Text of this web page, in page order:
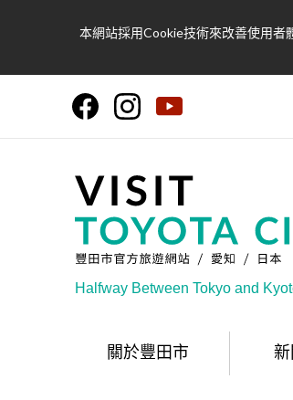
本網站採用Cookie技術來改善使用者
Halfway Between Tokyo and
關於豐田市 新